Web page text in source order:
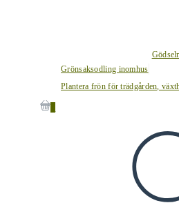
Grönsaksodling inomhus
Plantera frön för trädgården,